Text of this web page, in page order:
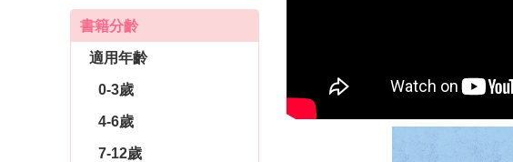
書籍分齡
適用年齡
0-3歲
4-6歲
7-12歲